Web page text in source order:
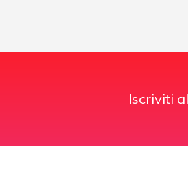
Iscriviti